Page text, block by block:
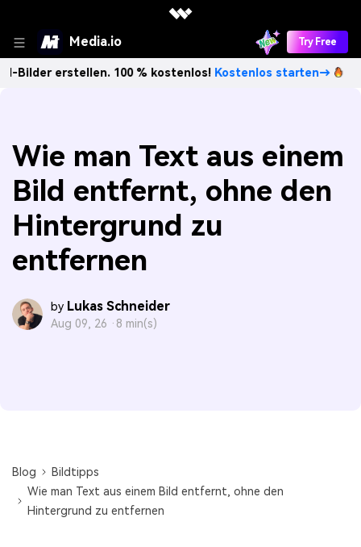
Media.io Try Free
100 % kostenlos! Kostenlos starten→
Wie man Text aus einem
Bild entfernt, ohne den
Hintergrund zu
entfernen
by Lukas Schneider
Aug 09, 26 · 8 min(s)
Blog
Bildtipps
Wie man Text aus einem Bild entfernt, ohne den
Hintergrund zu entfernen